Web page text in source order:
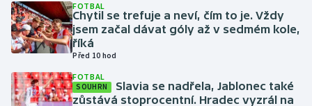
Krasobruslení
Lyže a snowboard
FOTBAL
Chytil se trefuje a neví, čím to je. Vždy
jsem začal dávat góly až v sedmém kole,
říká
Před 10 hod
FOTBAL
SOUHRN
Slavia se nadřela, Jablonec také
zůstává stoprocentní. Hradec vyzrál na